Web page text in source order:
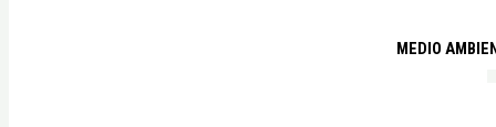
MEDIO